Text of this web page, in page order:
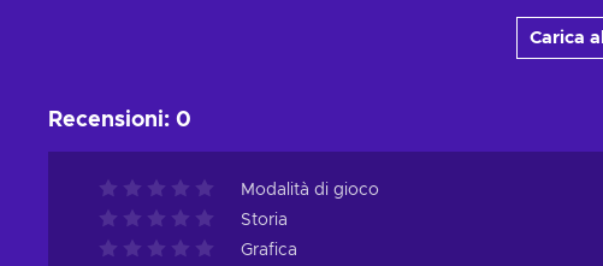
Carica
Recensioni: 0
Modalità di gioco
Storia
Grafica